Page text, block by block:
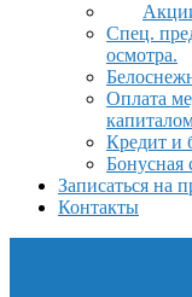
Спец.
осмотра.
Оплата
Кредит и
Бонусная
Записаться на
Контакты